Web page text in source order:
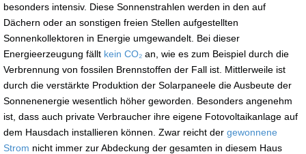
besonders intensiv. Diese Sonnenstrahlen werden in den auf
Dächern oder an sonstigen freien Stellen aufgestellten
Sonnenkollektoren in Energie umgewandelt. Bei dieser
Energieerzeugung fällt kein CO₂ an, wie es zum Beispiel durch die
Verbrennung von fossilen Brennstoffen der Fall ist. Mittlerweile ist
durch die verstärkte Produktion der Solarpaneele die Ausbeute der
Sonnenenergie wesentlich höher geworden. Besonders angenehm
ist, dass auch private Verbraucher ihre eigene Fotovoltaikanlage auf
dem Hausdach installieren können. Zwar reicht der gewonnene
Strom nicht immer zur Abdeckung der gesamten in diesem Haus